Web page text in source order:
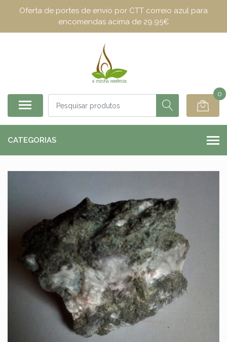
Oferta de portes de envio por CTT correio azul para
encomendas acima de 29.95€
0
CATEGORIAS